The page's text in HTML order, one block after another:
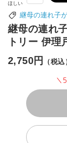
継母の連れ子
継母の連れ
トリー 伊理
2,750円
（税込
＼